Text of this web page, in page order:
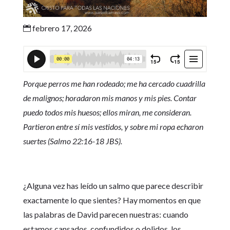
febrero 17, 2026
Porque perros me han rodeado; me ha cercado cuadrilla
de malignos; horadaron mis manos y mis pies. Contar
puedo todos mis huesos; ellos miran, me consideran.
Partieron entre sí mis vestidos, y sobre mi ropa echaron
suertes (Salmo 22:16-18 JBS).
¿Alguna vez has leído un salmo que parece describir
exactamente lo que sientes? Hay momentos en que
las palabras de David parecen nuestras: cuando